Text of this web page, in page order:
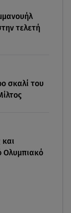
-
τελετή
σκαλί του
Ολυμπιακό